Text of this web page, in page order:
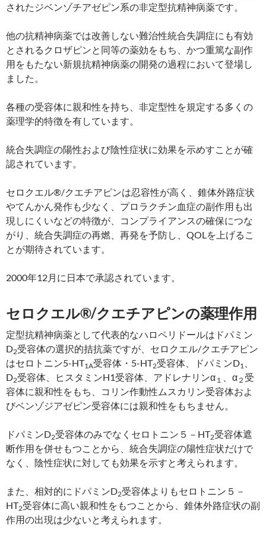
されたジベンゾチアゼピン系の非定型抗精神病薬です。
他の抗精神病薬では改善しない難治性統合失調症にも有効
とされるクロザピンと同等の薬効をもち、かつ重篤な副作
用をもたない新規抗精神病薬の開発の過程において登場し
ました。
各種の受容体に親和性を持ち、非定型性を規定する多くの
薬理学的特徴を有しています。
統合失調症の陽性および陰性症状に効果を示めすことが確
認されています。
セロクエル®/クエチアピンは忍容性が高く、錐体外路症状
やてんかん発作も少なく、プロラクチン血症の副作用も出
現しにくいなどの特徴が、コンプライアンスの確保につな
がり、統合失調症の再燃、再発を予防し、QOLを上げるこ
とが期待されています。
2000年12月に日本で承認されています。
セロクエル®/クエチアピンの薬理作用
定型抗精神病薬として代表的なハロペリドールはドパミン
D2受容体の選択的拮抗薬ですが、セロクエル/クエチアピン
はセロトニン5-HT1A受容体・5-HT2受容体、ドパミンD1
D2受容体、ヒスタミンH1受容体、アドレナリンα １ 、α ２ 受
容体に親和性をもち、コリン作動性ムスカリン受容体およ
びベンゾジアゼピン受容体には親和性をもちません。
ドパミンD2受容体のみでなくセロトニン５－HT2受容体遮
断作用を併せもつことから、統合失調症の陽性症状だけで
なく、陰性症状に対しても効果を示すと考えられます。
また、相対的にドパミンD2受容体よりもセロトニン５－
HT2受容体に高い親和性をもつことから、錐体外路症状の副
作用の出現は少ないと考えられます。